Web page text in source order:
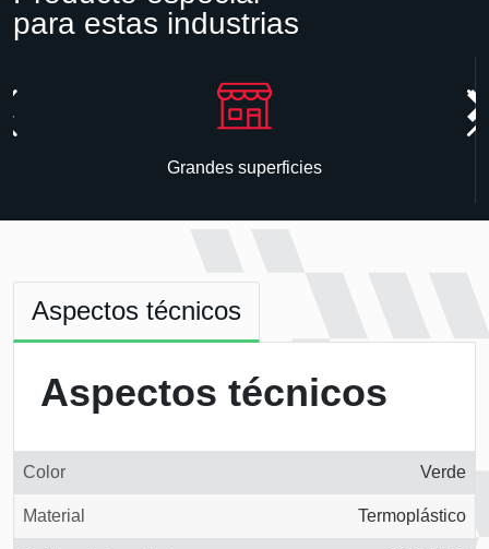
para estas industrias
Grandes superficies
Aspectos técnicos
Aspectos técnicos
Color Verde
Material Termoplástico